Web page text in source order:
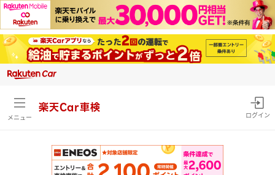
メニュー
楽天Car車検
ログイン